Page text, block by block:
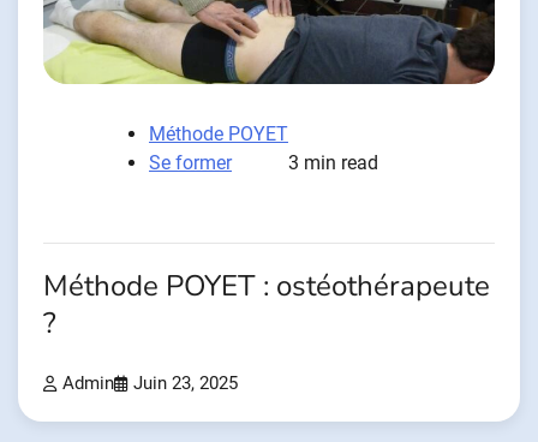
Méthode POYET
Se former
3 min read
Méthode POYET : ostéothérapeute
?
Admin Juin 23, 2025